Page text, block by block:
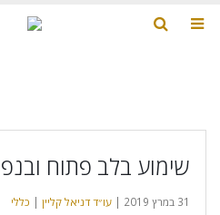
שימוע בלב פתוח
31 במרץ 2019 | עו״ד דניאל קליין | כללי